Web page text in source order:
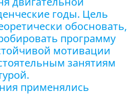
годы. Цель
обосновать,
программу
мотивации
занятиям
применялись